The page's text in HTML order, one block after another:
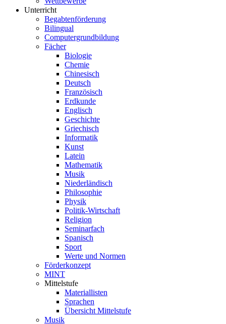
Unterricht
Begabtenförderung
Bilingual
Computergrundbildung
Fächer
Biologie
Chemie
Chinesisch
Deutsch
Französisch
Erdkunde
Englisch
Geschichte
Griechisch
Informatik
Kunst
Latein
Mathematik
Musik
Niederländisch
Philosophie
Physik
Politik-Wirtschaft
Religion
Seminarfach
Spanisch
Sport
Werte und Normen
Förderkonzept
MINT
Mittelstufe
Materiallisten
Sprachen
Übersicht Mittelstufe
Musik